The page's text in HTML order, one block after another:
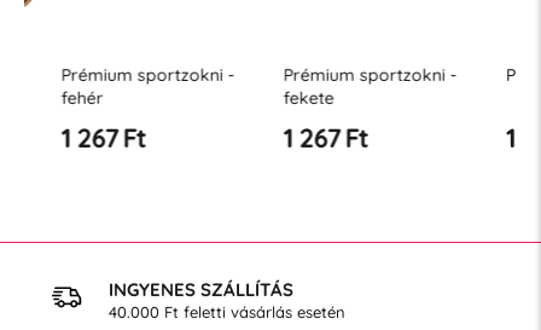
Prémium sportzokni -
fehér
1 267 Ft
Prémium sportzokni -
fekete
1 267 Ft 1 267
INGYENES SZÁLLÍTÁS
40.000 Ft feletti vásárlás esetén